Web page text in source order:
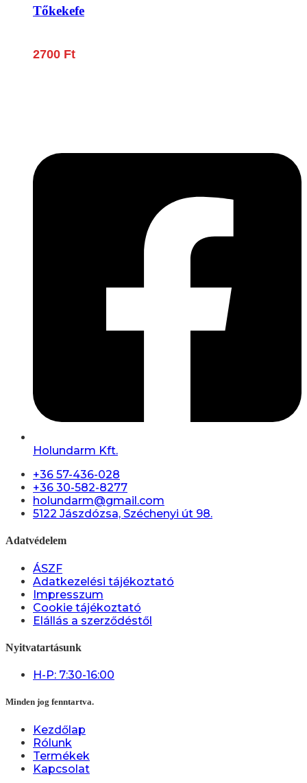
Tőkekefe
2700 Ft
Holundarm Kft.
+36 57-436-028
+36 30-582-8277
holundarm@gmail.com
5122 Jászdózsa, Széchenyi út 98.
Adatvédelem
ÁSZF
Adatkezelési tájékoztató
Impresszum
Cookie tájékoztató
Elállás a szerződéstől
Nyitvatartásunk
H-P: 7:30-16:00
Minden jog fenntartva.
Kezdőlap
Rólunk
Termékek
Kapcsolat